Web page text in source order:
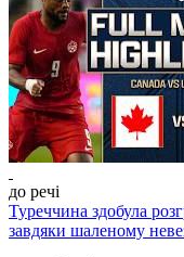
до речі
Туреччина здобула
завдяки шаленому